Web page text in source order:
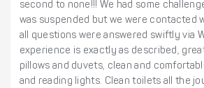
second to none!!! We had some
was suspended but we were contacted
all questions were answered swiftly via
experience is exactly as described,
pillows and duvets, clean and
and reading lights. Clean toilets all the